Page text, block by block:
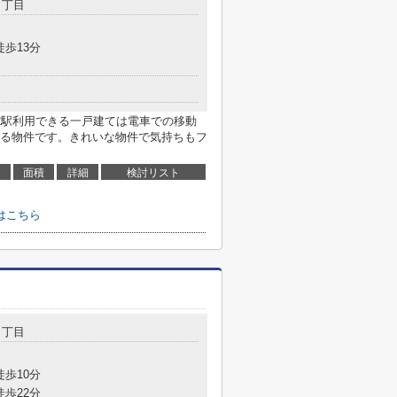
目
歩13分
利用できる一戸建ては電車での移動
物件です。きれいな物件で気持ちもフ
面積 詳細 検討リスト
こちら
目
歩10分
歩22分